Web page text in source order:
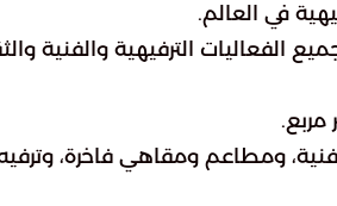
في العالم.
المناطق الـ 14 جميع الفعاليات
وساحات فنية، ومطاعم ومقاهي فاخرة،